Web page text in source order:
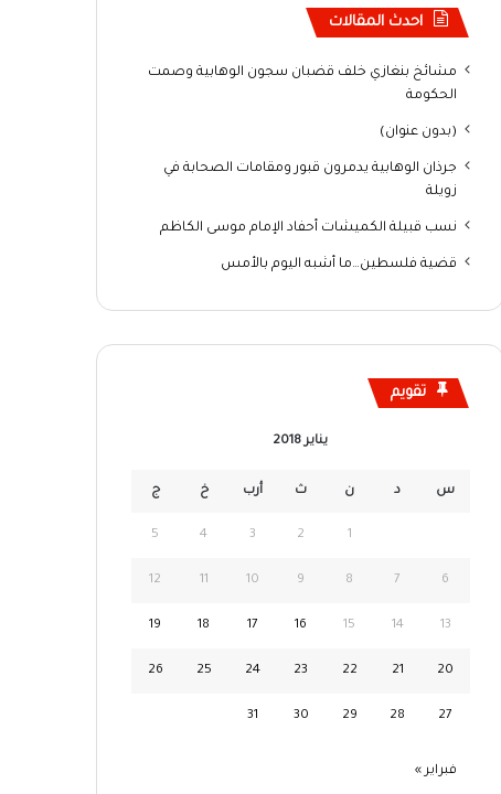
احدث المقالات
مشائخ بنغازي خلف قضبان سجون الوهابية وصمت
الحكومة
(بدون عنوان)
جرذان الوهابية يدمرون قبور ومقامات الصحابة في
زويلة
نسب قبيلة الكميشات أحفاد الإمام موسى الكاظم
قضية فلسطين…ما أشبه اليوم بالأمس
تقويم
يناير 2018
س د ن ث أرب خ ج
1
2
3
4
5
6
7
8
9
10
11
12
13
14
15
16
17
18
19
20
21
22
23
24
25
26
27
28
29
30
31
فبراير »